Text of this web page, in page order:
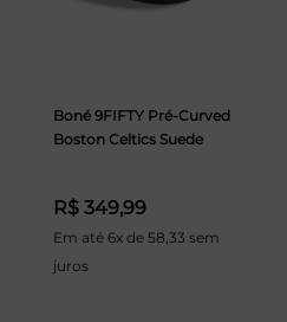
Boné 9FIFTY Pré-Curved
Boston Celtics Suede
R$ 349,99
Em até 6x de 58,33 sem
juros